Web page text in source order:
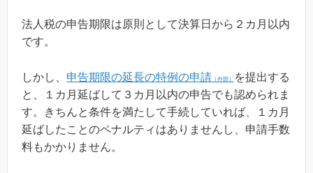
法人税の申告期限は原則として決算日から２カ月以内
です。
しかし、 申告期限の延長の特例の申請 ［外部］
を提出する
と、１カ月延ばして３カ月以内の申告でも認められま
す。きちんと条件を満たして手続していれば、１カ月
延ばしたことのペナルティはありませんし、申請手数
料もかかりません。